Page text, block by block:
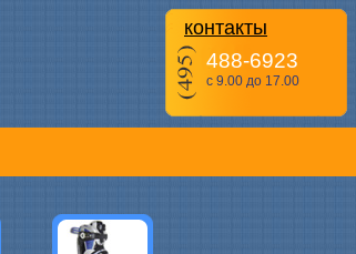
контакты
488-6923
с 9.00 до 17.00